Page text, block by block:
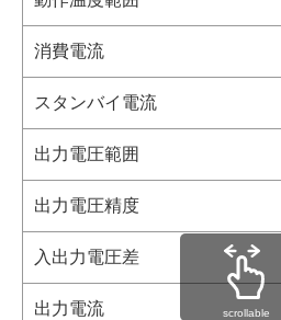
消費電流
スタンバイ電流
出力電圧範囲
出力電圧精度
入出力電圧差
出力電流 scrollable